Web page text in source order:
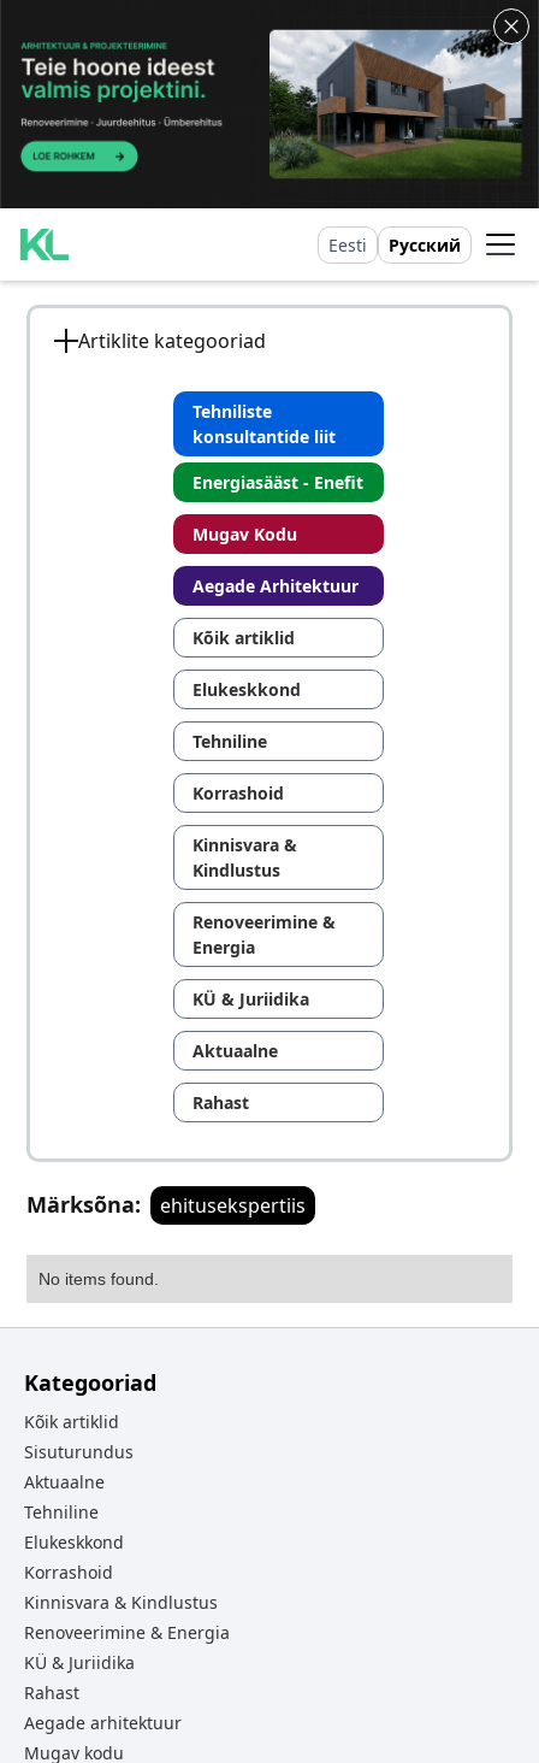
Eesti Русский
Artiklite kategooriad
Tehniliste
konsultantide liit
Energiasääst - Enefit
Mugav Kodu
Aegade Arhitektuur
Kõik artiklid
Elukeskkond
Tehniline
Korrashoid
Kinnisvara &
Kindlustus
Renoveerimine &
Energia
KÜ & Juriidika
Aktuaalne
Rahast
Märksõna: ehitusekspertiis
No items found.
Kategooriad
Kõik artiklid
Sisuturundus
Aktuaalne
Tehniline
Elukeskkond
Korrashoid
Kinnisvara & Kindlustus
Renoveerimine & Energia
KÜ & Juriidika
Rahast
Aegade arhitektuur
Mugav kodu